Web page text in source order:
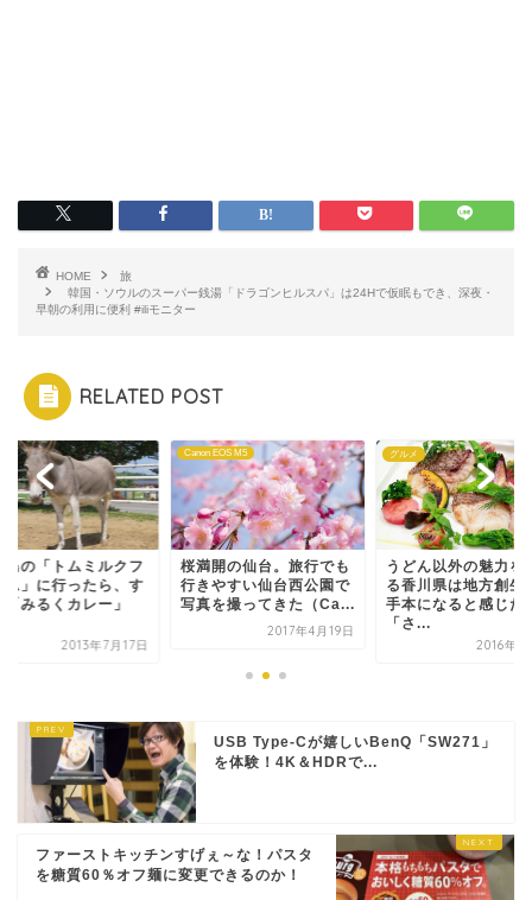
HOME
旅
韓国・ソウルのスーパー銭湯「ドラゴンヒルスパ」は24Hで仮眠もでき、深夜・
早朝の利用に便利 #iliモニター
RELATED POST
EOS M5
開の仙台。旅行でも
やすい仙台西公園で
を撮ってきた（Ca...
グルメ
うどん以外の魅力をつく
る香川県は地方創生のお
手本になると感じた
グルメ
東広島の「トムミ
ァーム」に行った
げぇ「みるくカレ
が...
2013年
USB Type-Cが嬉しいBenQ「SW271」
を体験！4K＆HDRで...
ファーストキッチンすげぇ～な！パスタ
を糖質60％オフ麺に変更できるのか！